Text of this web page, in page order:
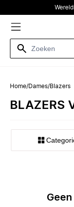
Home/Dames/Blazers
BLAZERS